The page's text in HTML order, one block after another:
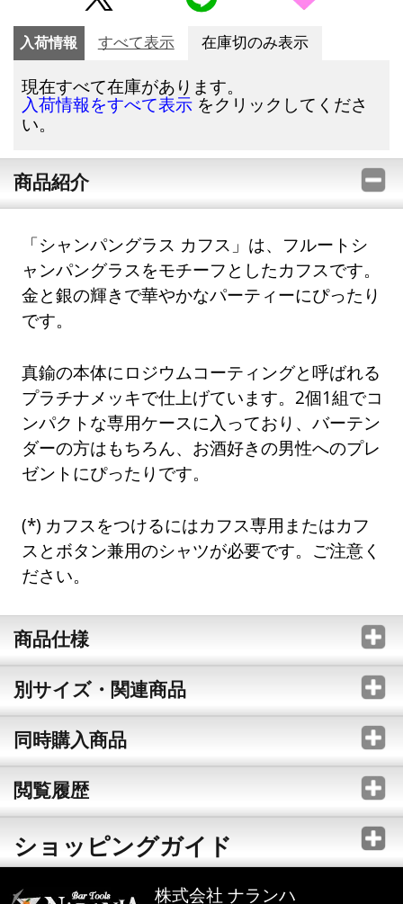
入荷情報 すべて表示 在庫切のみ表示
現在すべて在庫があります。
入荷情報をすべて表示 をクリックしてくださ
い。
商品紹介
「シャンパングラス カフス」は、フルートシ
ャンパングラスをモチーフとしたカフスです。
金と銀の輝きで華やかなパーティーにぴったり
です。
真鍮の本体にロジウムコーティングと呼ばれる
プラチナメッキで仕上げています。2個1組でコ
ンパクトな専用ケースに入っており、バーテン
ダーの方はもちろん、お酒好きの男性へのプレ
ゼントにぴったりです。
カフスをつけるにはカフス専用またはカフ
スとボタン兼用のシャツが必要です。ご注意く
ださい。
商品仕様
別サイズ・関連商品
同時購入商品
閲覧履歴
ショッピングガイド
株式会社 ナランハ